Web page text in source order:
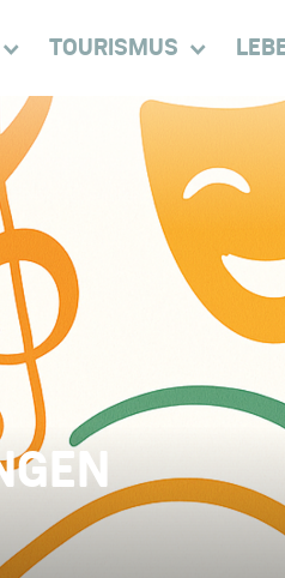
TOURISMUS